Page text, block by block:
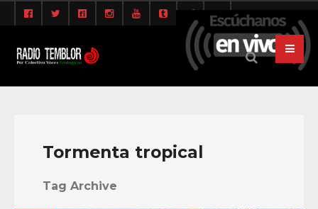
Tormenta tropical
Tag Archive